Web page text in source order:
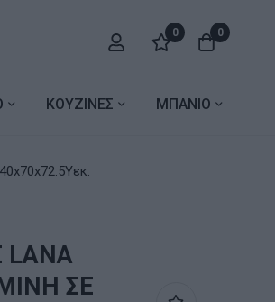
0 0
ΚΟΥΖΙΝΕΣ ΜΠΑΝΙΟ
ΣΕ